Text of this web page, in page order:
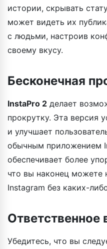
истории, скрывать
может видеть их
с людьми, настроив
своему вкусу.
Бесконечная
InstaPro 2 делает
прокрутку. Эта версия
и улучшает
обычным приложением
обеспечивает более
что вы наконец можете
Instagram без каких-
Ответственное
Убедитесь, что вы